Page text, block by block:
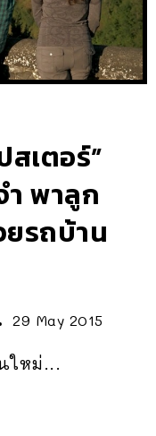
เตอร์”
ำ พาลูก
รถบ้าน
29 May 2015
ใหม่...